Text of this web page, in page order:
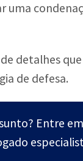
uma
detalhes
de defesa.
Entre